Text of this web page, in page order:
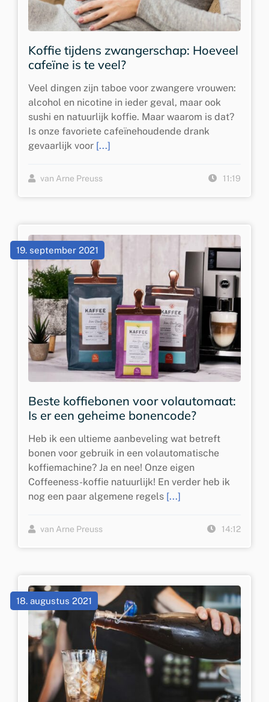
Koffie tijdens zwangerschap: Hoeveel
cafeïne is te veel?
Veel dingen zijn taboe voor zwangere vrouwen:
alcohol en nicotine in ieder geval, maar ook
sushi en natuurlijk koffie. Maar waarom is dat?
Is onze favoriete cafeïnehoudende drank
gevaarlijk voor [...]
van Arne Preuss 11:19
19. september 2021
Beste koffiebonen voor volautomaat:
Is er een geheime bonencode?
Heb ik een ultieme aanbeveling wat betreft
bonen voor gebruik in een volautomatische
koffiemachine? Ja en nee! Onze eigen
Coffeeness-koffie natuurlijk! En verder heb ik
nog een paar algemene regels [...]
van Arne Preuss 14:12
18. augustus 2021